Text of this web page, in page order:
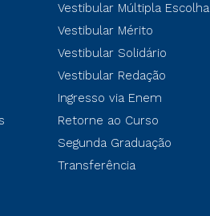
Vestibular Múltipla Escolha
Vestibular Mérito
Vestibular Solidário
Vestibular Redação
Ingresso via Enem
Retorne ao Curso
Segunda Graduação
Transferência